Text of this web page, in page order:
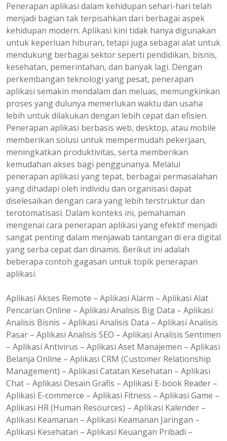
Penerapan aplikasi dalam kehidupan sehari-hari telah
menjadi bagian tak terpisahkan dari berbagai aspek
kehidupan modern. Aplikasi kini tidak hanya digunakan
untuk keperluan hiburan, tetapi juga sebagai alat untuk
mendukung berbagai sektor seperti pendidikan, bisnis,
kesehatan, pemerintahan, dan banyak lagi. Dengan
perkembangan teknologi yang pesat, penerapan
aplikasi semakin mendalam dan meluas, memungkinkan
proses yang dulunya memerlukan waktu dan usaha
lebih untuk dilakukan dengan lebih cepat dan efisien.
Penerapan aplikasi berbasis web, desktop, atau mobile
memberikan solusi untuk mempermudah pekerjaan,
meningkatkan produktivitas, serta memberikan
kemudahan akses bagi penggunanya. Melalui
penerapan aplikasi yang tepat, berbagai permasalahan
yang dihadapi oleh individu dan organisasi dapat
diselesaikan dengan cara yang lebih terstruktur dan
terotomatisasi. Dalam konteks ini, pemahaman
mengenai cara penerapan aplikasi yang efektif menjadi
sangat penting dalam menjawab tantangan di era digital
yang serba cepat dan dinamis. Berikut ini adalah
beberapa contoh gagasan untuk topik penerapan
aplikasi.
Aplikasi Akses Remote – Aplikasi Alarm – Aplikasi Alat
Pencarian Online – Aplikasi Analisis Big Data – Aplikasi
Analisis Bisnis – Aplikasi Analisis Data – Aplikasi Analisis
Pasar – Aplikasi Analisis SEO – Aplikasi Analisis Sentimen
– Aplikasi Antivirus – Aplikasi Aset Manajemen – Aplikasi
Belanja Online – Aplikasi CRM (Customer Relationship
Management) – Aplikasi Catatan Kesehatan – Aplikasi
Chat – Aplikasi Desain Grafis – Aplikasi E-book Reader –
Aplikasi E-commerce – Aplikasi Fitness – Aplikasi Game –
Aplikasi HR (Human Resources) – Aplikasi Kalender –
Aplikasi Keamanan – Aplikasi Keamanan Jaringan –
Aplikasi Kesehatan – Aplikasi Keuangan Pribadi –